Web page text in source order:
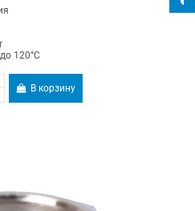
120°C
В корзину